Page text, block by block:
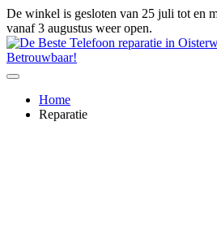
Ga
naar
de
inhoud
De winkel is gesloten van 25 juli tot en
vanaf 3 augustus weer open.
Home
Reparatie